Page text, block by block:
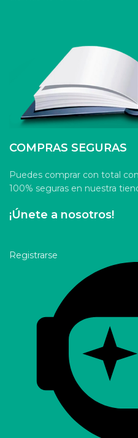
COMPRAS SEGURAS
Puedes comprar con total
100% seguras en nuestra
¡Únete a nosotros!
Registrarse